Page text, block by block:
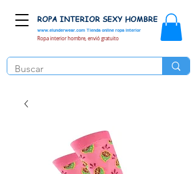
www.elunderwear.com Tienda online ropa interior
ROPA INTERIOR SEXY HOMBRE
Ropa interior hombre, envió gratuito